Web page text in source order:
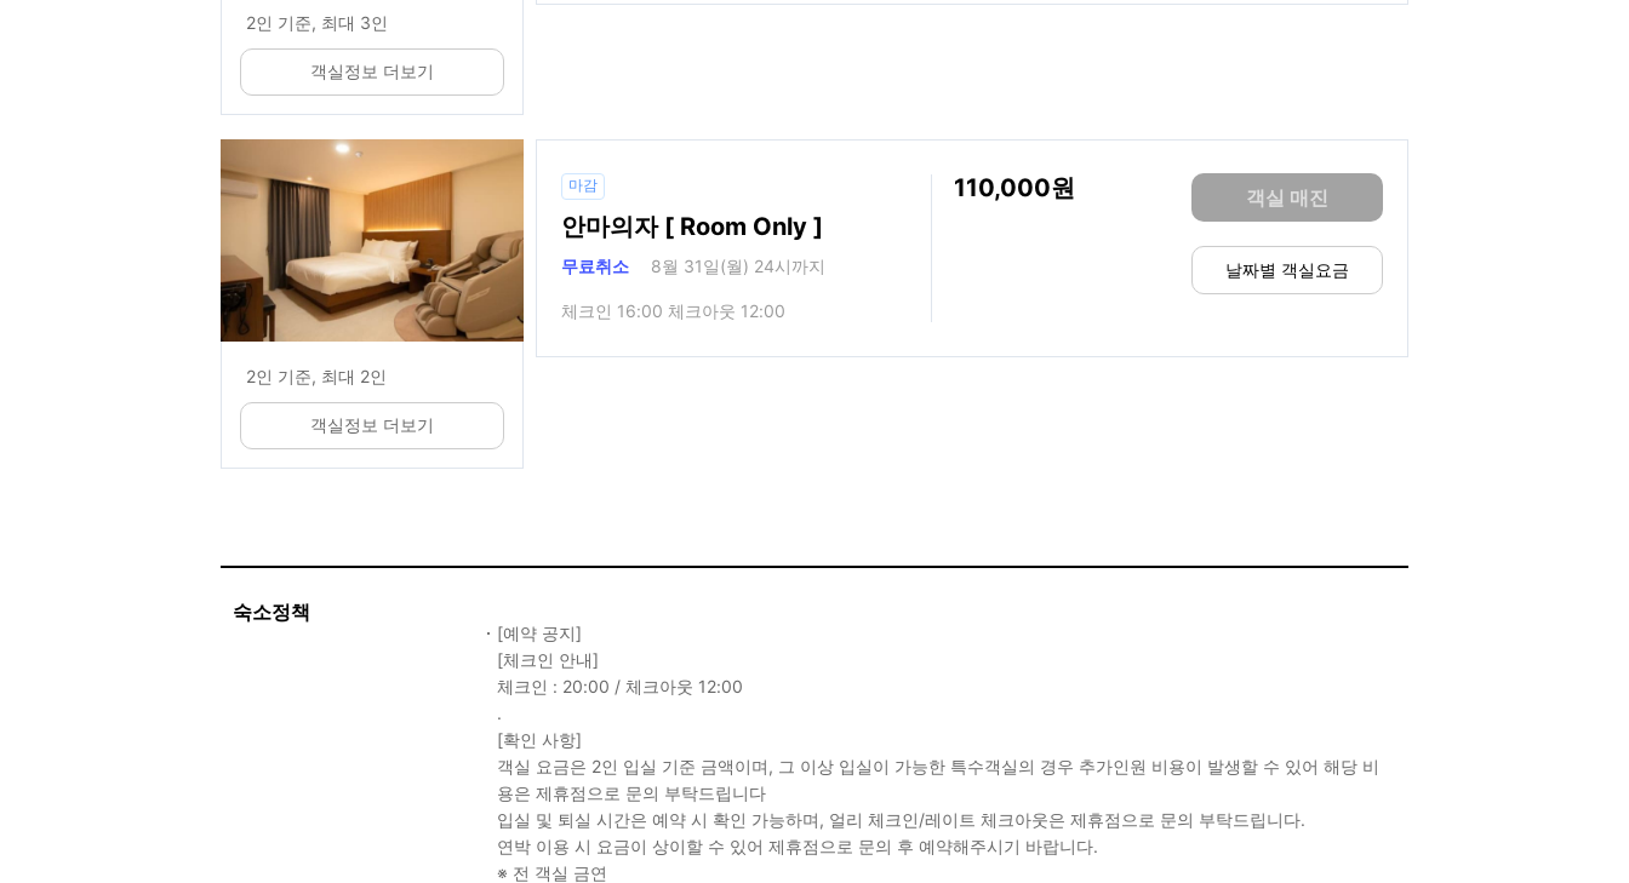
2인 기준, 최대 3인
객실정보 더보기
2인 기준, 최대 2인
객실정보 더보기
마감
안마의자 [ Room Only ]
무료취소 8월 31일(월) 24시까지
체크인 16:00 체크아웃 12:00
110,000 객실 매진
날짜별 객실요금
숙소정책
[예약 공지]
[체크인 안내]
체크인 : 20:00 / 체크아웃 12:00
.
[확인 사항]
객실 요금은 2인 입실 기준 금액이며, 그 이상 입실이 가능한 특수객실의 경우 추가인원 비용이 발생할 수 있어 해당 비
용은 제휴점으로 문의 부탁드립니다
입실 및 퇴실 시간은 예약 시 확인 가능하며, 얼리 체크인/레이트 체크아웃은 제휴점으로 문의 부탁드립니다.
연박 이용 시 요금이 상이할 수 있어 제휴점으로 문의 후 예약해주시기 바랍니다.
※ 전 객실 금연